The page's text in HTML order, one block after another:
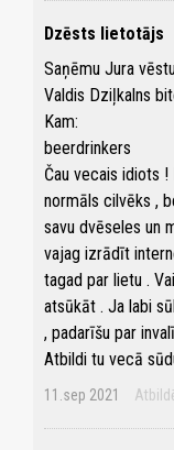
Dzēsts lietotājs
Saņēmu Jura
Valdis Dziļkalns
Kam:
beerdrinkers
Čau vecais idiots
normāls cilvēks ,
savu dvēseles un
vajag izrādīt
tagad par lietu .
atsūkāt . Ja labi
, padarīšu par
Atbildi tu vecā
11.sep 2021